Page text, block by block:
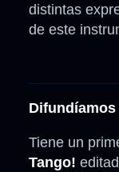
distintas
de este
Tiene un
Tango!